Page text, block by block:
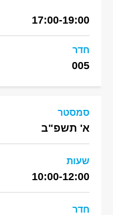
17:00-19:00
חדר
005
סמסטר
א' תשפ"ב
שעות
10:00-12:00
חדר